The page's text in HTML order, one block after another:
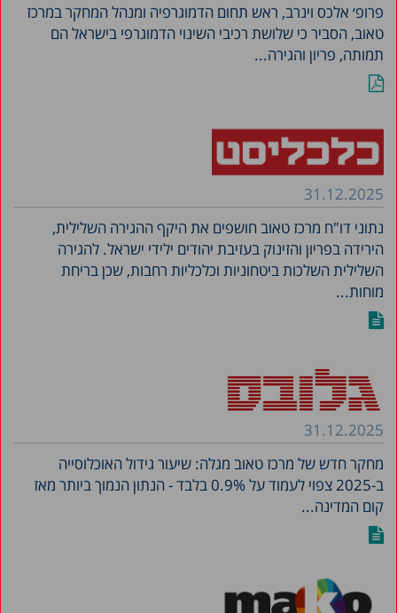
פרופ׳ אלכס וינרב, ראש תחום הדמוגרפיה ומנהל המחקר במרכז
טאוב, הסביר כי שלושת רכיבי השינוי הדמוגרפי בישראל הם
תמותה, פריון והגירה...
31.12.2025
נתוני דו"ח מרכז טאוב חושפים את היקף ההגירה השלילית,
הירידה בפריון והזינוק בעזיבת יהודים ילידי ישראל. להגירה
השלילית השלכות ביטחוניות וכלכליות רחבות, שכן בריחת
מוחות...
31.12.2025
מחקר חדש של מרכז טאוב מגלה: שיעור גידול האוכלוסייה
ב-2025 צפוי לעמוד על 0.9% בלבד - הנתון הנמוך ביותר מאז
קום המדינה...